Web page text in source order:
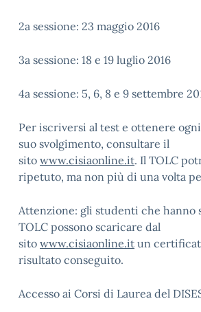
2a sessione: 23 maggio 2016
3a sessione: 18 e 19 luglio 2016
4a sessione: 5, 6, 8 e 9 settembre
Per iscriversi al test e ottenere
suo svolgimento, consultare il
sito www.cisiaonline.it. Il TOLC
ripetuto, ma non più di una volta
Attenzione: gli studenti che hanno
TOLC possono scaricare dal
sito www.cisiaonline.it un
risultato conseguito.
Accesso ai Corsi di Laurea del